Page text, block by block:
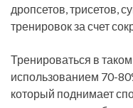
дропсетов, трисетов,
тренировок за счет
Тренироваться в
использованием 70-
который поднимает